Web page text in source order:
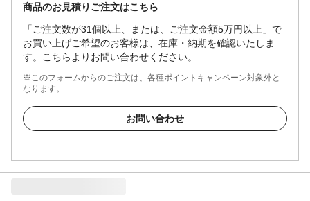
商品のお見積りご注文はこちら
「ご注文数が31個以上、または、ご注文金額5万円以上」で
お買い上げご希望のお客様は、在庫・納期を確認いたしま
す。こちらよりお問い合わせください。
※このフォームからのご注文は、各種ポイントキャンペーン対象外と
なります。
お問い合わせ